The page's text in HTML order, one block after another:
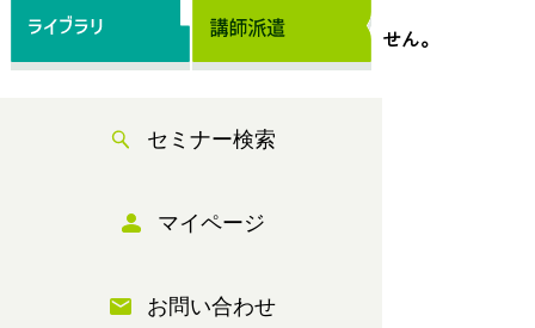
セミナー検索
マイページ
お問い合わせ
表示できるセミナー情報はありません。